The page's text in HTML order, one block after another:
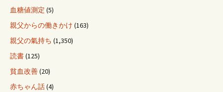
血糖値測定 (5)
親父からの働きかけ (163)
親父の氣持ち (1,350)
読書(125)
貧血改善(20)
赤ちゃん話(4)